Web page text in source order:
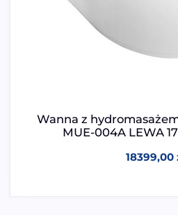
Wanna z
MUE-004A LEWA
18399,00